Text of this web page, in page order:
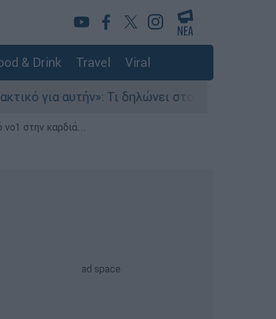
& Drink Travel Viral
Τι δηλώνει στο ethnos.gr ο Κώστας
στην καρδιά...